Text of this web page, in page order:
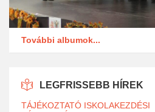
További albumok...
LEGFRISSEBB HÍREK
TÁJÉKOZTATÓ ISKOLAKEZDÉSI